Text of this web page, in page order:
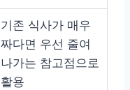
기존 식사가 매우
짜다면 우선 줄여
나가는 참고점으로
활용